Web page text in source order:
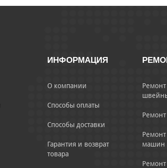
ИНФОРМАЦИЯ
О компании
Способы оплаты
Способы доставки
Гарантия и возврат
товара
машин